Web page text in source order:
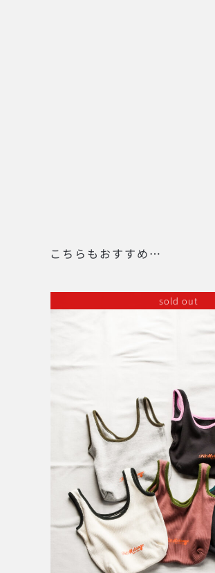
こちらもおすすめ…
sold out